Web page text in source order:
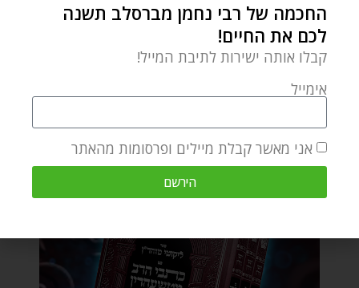
החכמה של רבי נחמן מברסלב תשנה
לכם את החיים!
קבלו אותה ישירות לתיבת המייל!
אימייל
אני מאשר קבלת מיילים ופרסומות מהאתר
הירשם